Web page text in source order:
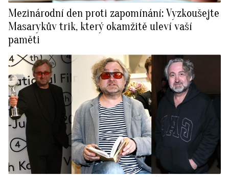
Mezinárodní den proti zapomínání: Vyzkoušejte
Masarykův trik, který okamžitě uleví vaší
paměti